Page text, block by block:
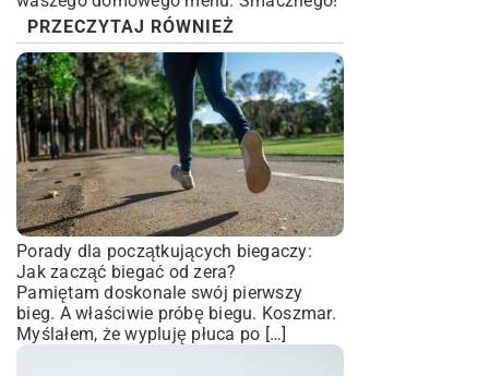
PRZECZYTAJ RÓWNIEŻ
Porady dla początkujących biegaczy:
Jak zacząć biegać od zera?
Pamiętam doskonale swój pierwszy
bieg. A właściwie próbę biegu. Koszmar.
Myślałem, że wypluję płuca po […]